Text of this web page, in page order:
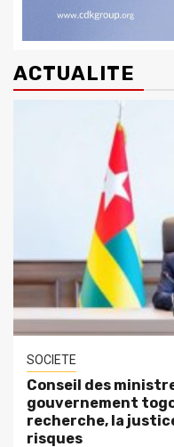
ACTUALITE
SOCIETE
Conseil des
gouvernement
recherche, la
risques